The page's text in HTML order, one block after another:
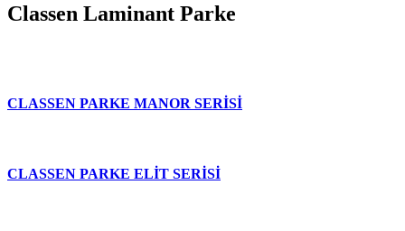
Classen Laminant Parke
CLASSEN PARKE MANOR SERİSİ
CLASSEN PARKE ELİT SERİSİ